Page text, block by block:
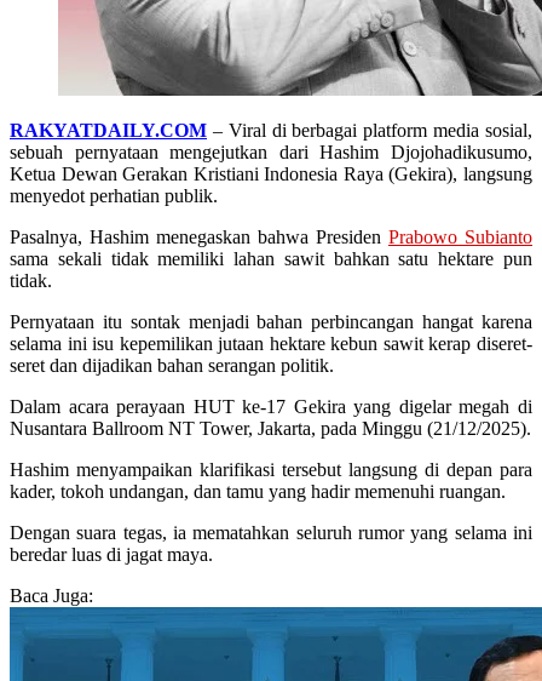
RAKYATDAILY.COM – Viral di berbagai platform media sosial,
sebuah pernyataan mengejutkan dari Hashim Djojohadikusumo,
Ketua Dewan Gerakan Kristiani Indonesia Raya (Gekira), langsung
menyedot perhatian publik.
Pasalnya, Hashim menegaskan bahwa Presiden Prabowo Subianto
sama sekali tidak memiliki lahan sawit bahkan satu hektare pun
tidak.
Pernyataan itu sontak menjadi bahan perbincangan hangat karena
selama ini isu kepemilikan jutaan hektare kebun sawit kerap diseret-
seret dan dijadikan bahan serangan politik.
Dalam acara perayaan HUT ke-17 Gekira yang digelar megah di
Nusantara Ballroom NT Tower, Jakarta, pada Minggu (21/12/2025).
Hashim menyampaikan klarifikasi tersebut langsung di depan para
kader, tokoh undangan, dan tamu yang hadir memenuhi ruangan.
Dengan suara tegas, ia mematahkan seluruh rumor yang selama ini
beredar luas di jagat maya.
Baca Juga: